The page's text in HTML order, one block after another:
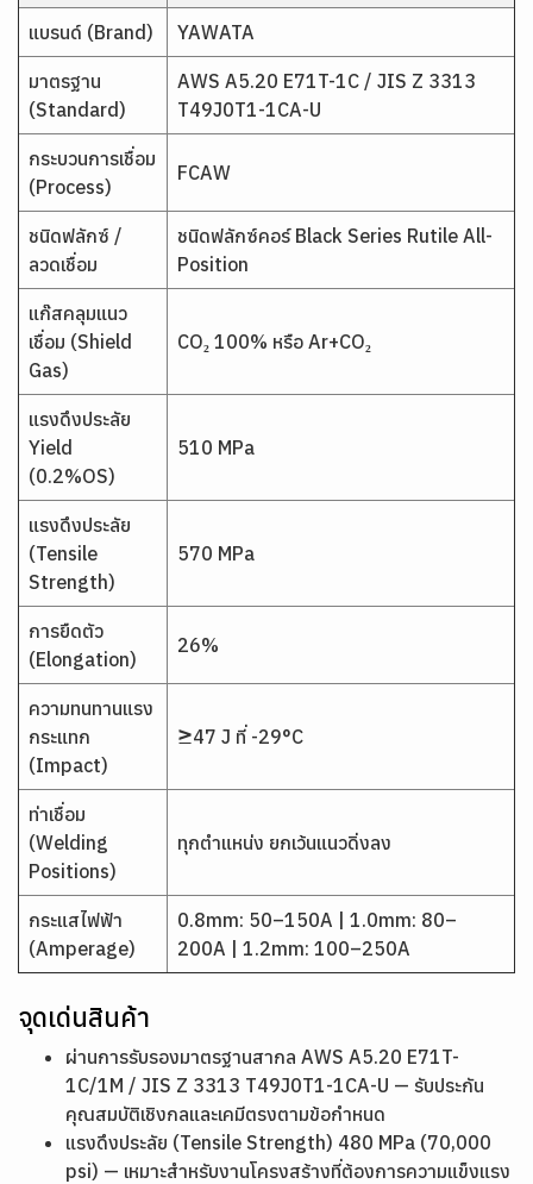
แบรนด์ (Brand) YAWATA
มาตรฐาน
(Standard)
AWS A5.20 E71T-1C / JIS Z 3313
T49J0T1-1CA-U
กระบวนการเชื่อม
(Process)
FCAW
ชนิดฟลักซ์ /
ลวดเชื่อม
ชนิดฟลักซ์คอร์ Black Series Rutile All-
Position
แก๊สคลุมแนว
เชื่อม (Shield
Gas)
CO₂ 100% หรือ Ar+CO₂
แรงดึงประลัย
Yield
(0.2%OS)
510 MPa
แรงดึงประลัย
(Tensile
Strength)
570 MPa
การยืดตัว
(Elongation)
26%
ความทนทานแรง
กระแทก
(Impact)
≥47 J ที่ -29°C
ท่าเชื่อม
(Welding
Positions)
ทุกตำแหน่ง ยกเว้นแนวดิ่งลง
กระแสไฟฟ้า
(Amperage)
0.8mm: 50–150A | 1.0mm: 80–
200A | 1.2mm: 100–250A
จุดเด่นสินค้า
ผ่านการรับรองมาตรฐานสากล AWS A5.20 E71T-
1C/1M / JIS Z 3313 T49J0T1-1CA-U — รับประกัน
คุณสมบัติเชิงกลและเคมีตรงตามข้อกำหนด
แรงดึงประลัย (Tensile Strength) 480 MPa (70,000
psi) — เหมาะสำหรับงานโครงสร้างที่ต้องการความแข็งแรง